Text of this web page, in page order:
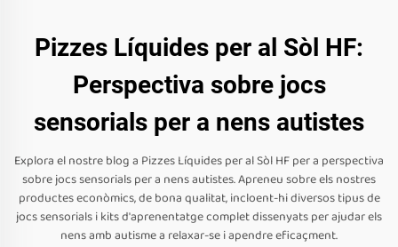
Pizzes Líquides per al Sòl HF:
Perspectiva sobre jocs
sensorials per a nens autistes
Explora el nostre blog a Pizzes Líquides per al Sòl HF per a perspectiva
sobre jocs sensorials per a nens autistes. Apreneu sobre els nostres
productes econòmics, de bona qualitat, incloent-hi diversos tipus de
jocs sensorials i kits d'aprenentatge complet dissenyats per ajudar els
nens amb autisme a relaxar-se i apendre eficaçment.